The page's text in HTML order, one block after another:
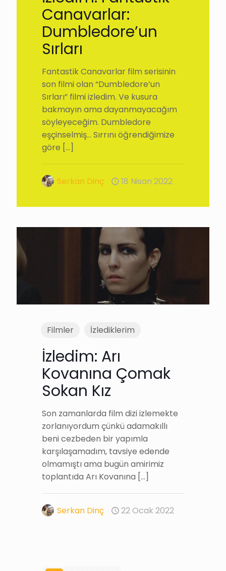
Canavarlar:
Dumbledore’un
Sırları
Fantastik Canavarlar film serisinin
son filmi olan “Dumbledore’un
Sırları” filmi izledim. Ve kusura
bakmayın ama dayanmayacağım
söyleyeceğim. Dumbledore
eşçinselmiş… Sırrını öğrendiğimize
göre […]
Serkan Dinç 18 Nisan 2022
Filmler İzlediklerim
İzledim: Arı
Kovanına Çomak
Sokan Kız
Son zamanlarda film dizi izlemekte
zorlanıyordum çünkü adamakıllı
beni cezbeden bir yapımla
karşılaşamadım, tavsiye edende
olmamıştı ama bugün amirimiz
toplantıda Arı Kovanına […]
Serkan Dinç 22 Ocak 2022